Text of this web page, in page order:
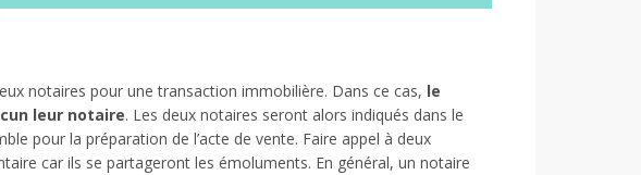
notaires pour une transaction immobilière. Dans ce cas, le
leur notaire. Les deux notaires seront alors indiqués dans le
pour la préparation de l’acte de vente. Faire appel à deux
car ils se partageront les émoluments. En général, un notaire